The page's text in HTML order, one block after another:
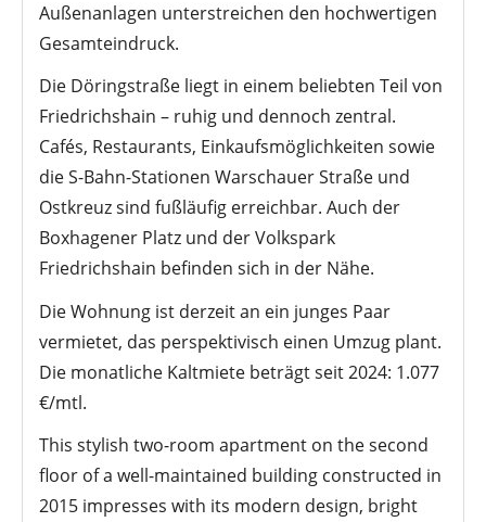
Außenanlagen unterstreichen den hochwertigen
Gesamteindruck.
Die Döringstraße liegt in einem beliebten Teil von
Friedrichshain – ruhig und dennoch zentral.
Cafés, Restaurants, Einkaufsmöglichkeiten sowie
die S-Bahn-Stationen Warschauer Straße und
Ostkreuz sind fußläufig erreichbar. Auch der
Boxhagener Platz und der Volkspark
Friedrichshain befinden sich in der Nähe.
Die Wohnung ist derzeit an ein junges Paar
vermietet, das perspektivisch einen Umzug plant.
Die monatliche Kaltmiete beträgt seit 2024: 1.077
€/mtl.
This stylish two-room apartment on the second
floor of a well-maintained building constructed in
2015 impresses with its modern design, bright